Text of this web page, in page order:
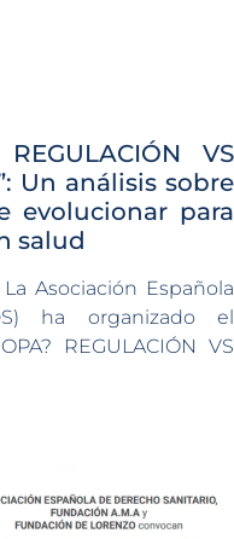
VS
Un análisis sobre
evolucionar para
salud
Asociación Española
ha organizado el
REGULACIÓN VS